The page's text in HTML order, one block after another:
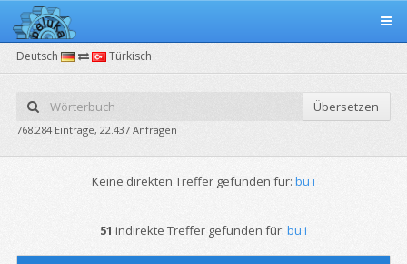
Deutsch Türkisch
Übersetzen
768.284 Einträge, 22.437 Anfragen
Keine direkten Treffer gefunden für: bu i
51 indirekte Treffer gefunden für: bu i